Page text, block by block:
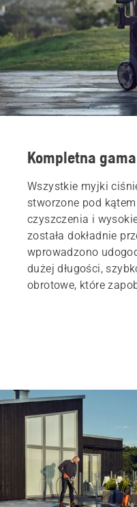
Kompletna
Wszystkie myjki
stworzone pod
czyszczenia i
została dokładnie
wprowadzono
dużej długości,
obrotowe, które